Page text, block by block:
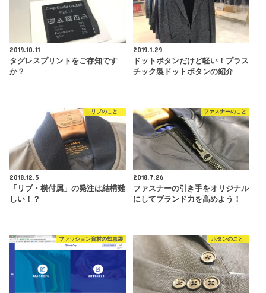
2019.10.11
タグレスプリントをご存知です
か？
2019.1.29
ドットボタンだけど軽い！プラス
チック製ドットボタンの紹介
リブのこと
2018.12.5
「リブ・横付属」の発注は結構難
しい！？
ファスナーのこと
2018.7.26
ファスナーの引き手をオリジナル
にしてブランド力を高めよう！
ファッション資材の知恵袋 ボタンのこと